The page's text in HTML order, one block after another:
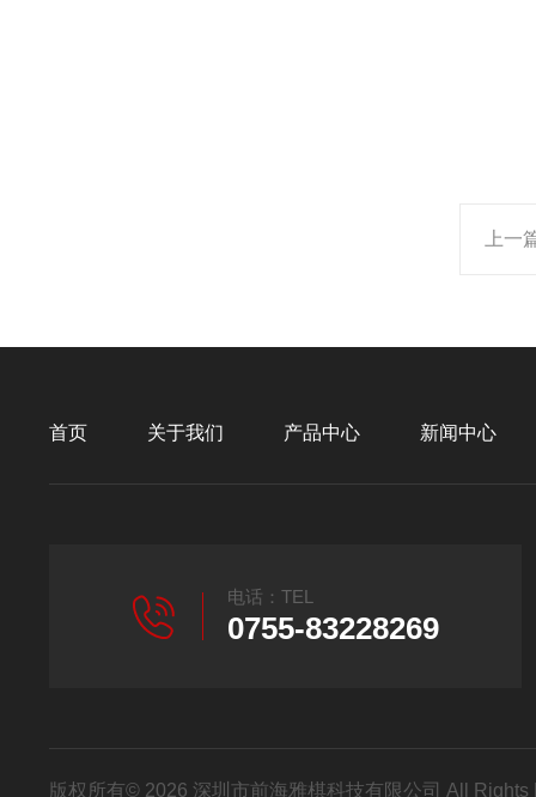
上一
首页 关于我们 产品中心 新闻中心
电话：TEL
0755-83228269
版权所有© 2026 深圳市前海雅棋科技有限公司 All